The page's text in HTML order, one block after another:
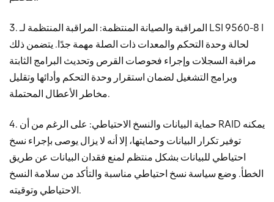
3. المراقبة والصيانة المنتظمة: المراقبة المنتظمة لـ LSI 9560-8 I
لحالة وحدة التحكم والمعدات ذات الصلة مهمة جدًا. يتضمن ذلك
مراقبة السجلات وإجراء فحوصات القرص وتحديث البرامج الثابتة
وبرامج التشغيل لضمان استقرار وحدة التحكم وأدائها وتقليل
مخاطر الأعطال المحتملة.
4. حماية البيانات والنسخ الاحتياطي: على الرغم من أن RAID يمكنه
توفير تكرار البيانات وحمايتها، إلا أنه لا يزال يوصى بإجراء نسخ
احتياطي للبيانات بشكل منتظم لمنع فقدان البيانات عن طريق
الخطأ. وضع سياسة نسخ احتياطي مناسبة والتأكد من سلامة النسخ
الاحتياطي وتوقيته.